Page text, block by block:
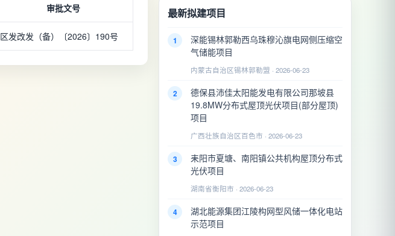
审批文号
区发改发（备）〔2026〕190号
最新拟建项目
1
深能锡林郭勒西乌珠穆沁旗电网侧压缩空
气储能项目
内蒙古自治区锡林郭勒盟 · 2026-06-23
2
德保县沛佳太阳能发电有限公司那坡县
19.8MW分布式屋顶光伏项目(部分屋顶)
项目
广西壮族自治区百色市 · 2026-06-23
3
耒阳市夏塘、南阳镇公共机构屋顶分布式
光伏项目
湖南省衡阳市 · 2026-06-23
4
湖北能源集团江陵构网型风储一体化电站
示范项目